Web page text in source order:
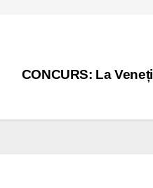
CONCURS: La